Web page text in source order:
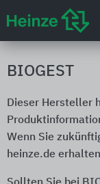
BIOGEST
Dieser Hersteller
Wenn Sie
heinze.de